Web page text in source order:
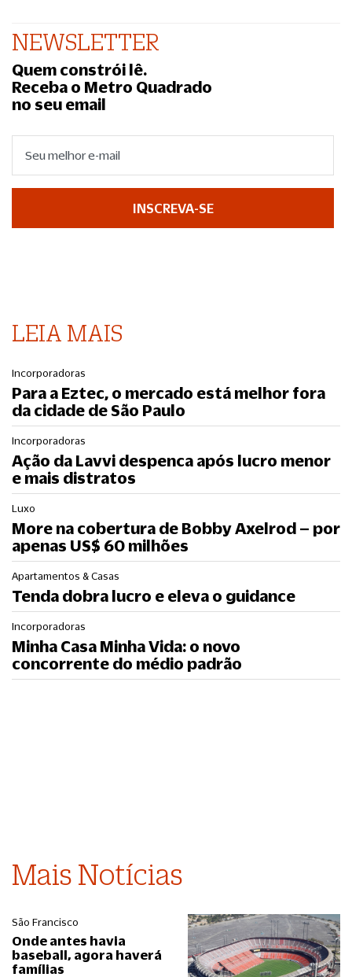
NEWSLETTER
Quem constrói lê.
Receba o Metro Quadrado
no seu email
INSCREVA-SE
LEIA MAIS
Incorporadoras
Para a Eztec, o mercado está melhor fora
da cidade de São Paulo
Incorporadoras
Ação da Lavvi despenca após lucro menor
e mais distratos
Luxo
More na cobertura de Bobby Axelrod – por
apenas US$ 60 milhões
Apartamentos & Casas
Tenda dobra lucro e eleva o guidance
Incorporadoras
Minha Casa Minha Vida: o novo
concorrente do médio padrão
Mais Notícias
São Francisco
Onde antes havia
baseball, agora haverá
famílias